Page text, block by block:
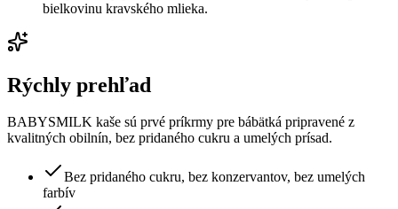
bielkovinu kravského mlieka.
Rýchly prehľad
BABYSMILK kaše sú prvé príkrmy pre bábätká pripravené z
kvalitných obilnín, bez pridaného cukru a umelých prísad.
Bez pridaného cukru, bez konzervantov, bez umelých
farbív